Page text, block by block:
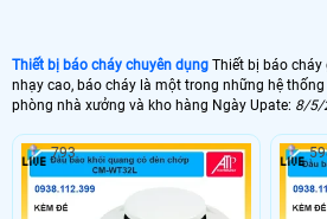
người sơ tán kịp thời và lực lượng cứu hỏa có
hệ thống báo cháy là một biện pháp chủ động
do hỏa hoạn gây ra.
1. Công nghệ mới trong thiết bị báo cháy
2. Tiêu chuẩn lựa chọn thiết bị báo cháy
3. Lợi ích của thiết bị báo cháy chuyên dụng
4. Báo giá chi phí lắp đặt hệ thống phòng cháy
Thiết bị báo cháy chuyên dụng Thiết bị báo
nhạy cao, báo cháy là một trong những hệ
phòng nhà xưởng và kho hàng Ngày Upate: 8/5/
793